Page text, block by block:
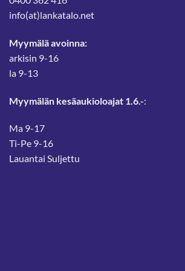
info(at)lankatalo.net
Myymälä avoinna:
arkisin 9-16
la 9-13
Myymälän kesäaukioloajat 1.6.-:
Ma 9-17
Ti-Pe 9-16
Lauantai Suljettu